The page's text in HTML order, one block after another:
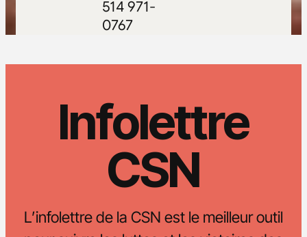
514 971-
0767
Infolettre
CSN
L’infolettre de la CSN est le meilleur outil